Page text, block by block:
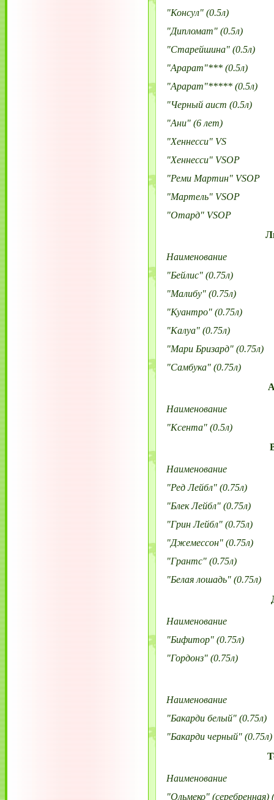
"Консул" (0.5л)
"Дипломат" (0.5л)
"Старейшина" (0.5л)
"Арарат"*** (0.5л)
"Арарат"***** (0.5л)
"Черный аист (0.5л)
"Ани" (6 лет)
"Хеннесси" VS
"Хеннесси" VSOP
"Реми Мартин" VSOP
"Мартель" VSOP
"Отард" VSOP
Наименование
"Бейлис" (0.75л)
"Малибу" (0.75л)
"Куантро" (0.75л)
"Калуа" (0.75л)
"Мари Бризард" (0.75л)
"Самбука" (0.75л)
Наименование
"Ксента" (0.5л)
Наименование
"Ред Лейбл" (0.75л)
"Блек Лейбл" (0.75л)
"Грин Лейбл" (0.75л)
"Джемессон" (0.75л)
"Грантс" (0.75л)
"Белая лошадь" (0.75л)
Наименование
"Бифитор" (0.75л)
"Гордонз" (0.75л)
Наименование
"Бакарди белый" (0.75л)
"Бакарди черный" (0.75л)
Наименование
"Ольмеко" (серебренная)